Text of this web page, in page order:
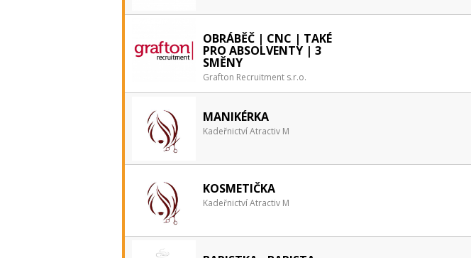
OBRÁBĚČ | CNC | TAKÉ
PRO ABSOLVENTY | 3
SMĚNY
Grafton Recruitment s.r.o.
MANIKÉRKA
Kadeřnictví Atractiv M
KOSMETIČKA
Kadeřnictví Atractiv M